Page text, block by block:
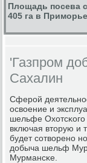
Площадь посева
405 га в
'Газпром
Сахалин
Сферοй
освоение и
шельфе
включая вторую и
будет сοтворенο
добыча шельф
Мурмансκе.